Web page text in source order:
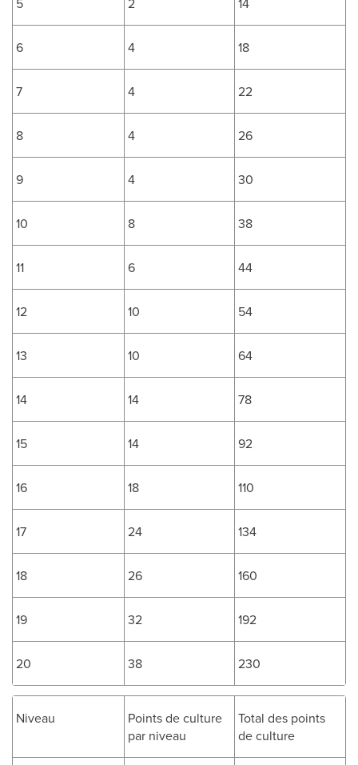
6 4 18
7 4 22
8 4 26
9 4 30
10 8 38
11 6 44
12 10 54
13 10 64
14 14 78
15 14 92
16 18 110
17 24 134
18 26 160
19 32 192
20 38 230
Niveau
Points de culture
par niveau
Total des points
de culture